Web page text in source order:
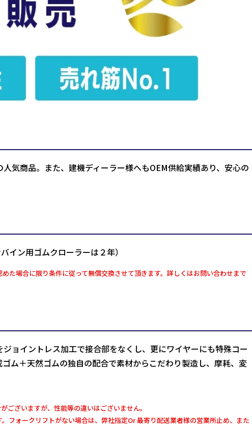
気商品。また、建機ディーラー様へもOEM供給実績あり、安心の
ン用ゴムクローラーは２年）
た場合に限り条件に従って無償交換させて頂きます。詳しくはお問い合わせまで
ョイントレス加工で接合部をなくし、更にワイヤーにも特殊コー
ム＋天然ゴムの独自の配合で素材からこだわり製造し、摩耗、変
ざいますが、性能等の違いはございません。
フォークリフトがない場合は、弊社指定Or 最寄り配送業者様の営業所止め、また